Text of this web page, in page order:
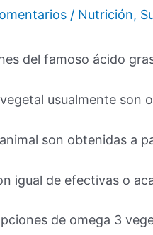
/ Nutrición,
del famoso ácido
usualmente son
son obtenidas a
igual de efectivas o
de omega 3